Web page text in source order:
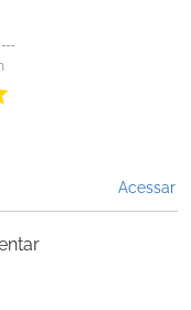
Acessar